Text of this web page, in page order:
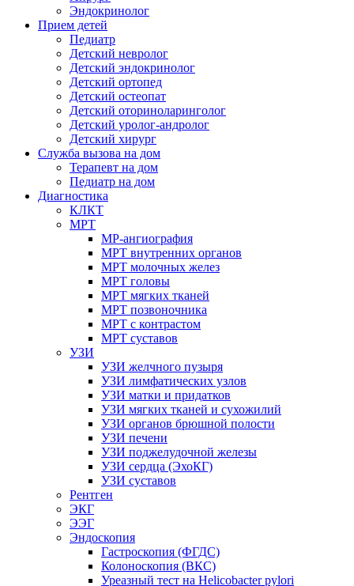
Эндокринолог
Прием детей
Педиатр
Детский невролог
Детский эндокринолог
Детский ортопед
Детский остеопат
Детский оториноларинголог
Детский уролог-андролог
Детский хирург
Служба вызова на дом
Терапевт на дом
Педиатр на дом
Диагностика
КЛКТ
МРТ
МР-ангиография
МРТ внутренних органов
МРТ молочных желез
МРТ головы
МРТ мягких тканей
МРТ позвоночника
МРТ с контрастом
МРТ суставов
УЗИ
УЗИ желчного пузыря
УЗИ лимфатических узлов
УЗИ матки и придатков
УЗИ мягких тканей и сухожилий
УЗИ органов брюшной полости
УЗИ печени
УЗИ поджелудочной железы
УЗИ сердца (ЭхоКГ)
УЗИ суставов
Рентген
ЭКГ
ЭЭГ
Эндоскопия
Гастроскопия (ФГДС)
Колоноскопия (ВКС)
Уреазный тест на Helicobacter pylori